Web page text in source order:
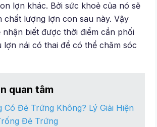
lợn khác. Bởi sức khoẻ của nó sẽ
chất lượng lợn con sau này. Vậy
nhận biết được thời điểm cần phối
lợn nái có thai để có thể chăm sóc
quan tâm
Có Đẻ Trứng Không? Lý Giải Hiện
Đẻ Trứng